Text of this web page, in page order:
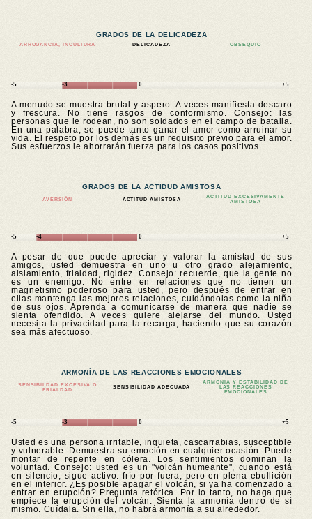
GRADOS DE LA DELICADEZA
ARROGANCIA, INCULTURA DELICADEZA OBSEQUIO
-5 -3 0 +5
A menudo se muestra brutal y aspero. A veces manifiesta descaro
y frescura. No tiene rasgos de conformismo. Consejo: las
personas que le rodean, no son soldados en el campo de batalla.
En una palabra, se puede tanto ganar el amor como arruinar su
vida. El respeto por los demás es un requisito previo para el amor.
Sus esfuerzos le ahorrarán fuerza para los casos positivos.
GRADOS DE LA ACTIDUD AMISTOSA
AVERSIÓN ACTITUD AMISTOSA
ACTITUD EXCESIVAMENTE
AMISTOSA
-5 -4 0 +5
A pesar de que puede apreciar y valorar la amistad de sus
amigos, usted demuestra en uno u otro grado alejamiento,
aislamiento, frialdad, rigidez. Consejo: recuerde, que la gente no
es un enemigo. No entre en relaciones que no tienen un
magnetismo poderoso para usted, pero después de entrar en
ellas mantenga las mejores relaciones, cuidándolas como la niña
de sus ojos. Aprenda a comunicarse de manera que nadie se
sienta ofendido. A veces quiere alejarse del mundo. Usted
necesita la privacidad para la recarga, haciendo que su corazón
sea más afectuoso.
ARMONÍA DE LAS REACCIONES EMOCIONALES
SENSIBILDAD EXCESIVA O
FRIALDAD
SENSIBILIDAD ADECUADA
ARMONÍA Y ESTABILIDAD DE
LAS REACCIONES
EMOCIONALES
-5 -3 0 +5
Usted es una persona irritable, inquieta, cascarrabias, susceptible
y vulnerable. Demuestra su emoción en cualquier ocasión. Puede
montar de repente en cólera. Los sentimientos dominan la
voluntad. Consejo: usted es un "volcán humeante", cuando está
en silencio, sigue activo: frío por fuera, pero en plena ebullición
en el interior. ¿Es posible apagar el volcán, si ya ha comenzado a
entrar en erupción? Pregunta retórica. Por lo tanto, no haga que
empiece la erupción del volcán. Sienta la armonía dentro de sí
mismo. Cuídala. Sin ella, no habrá armonía a su alrededor.